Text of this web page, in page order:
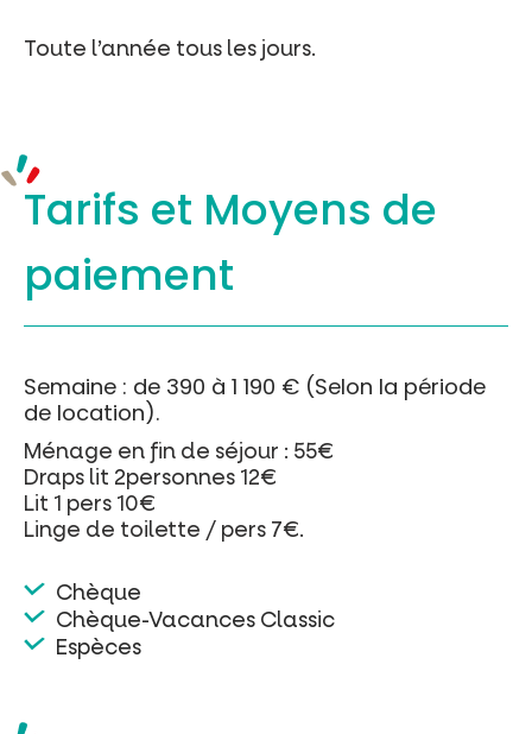
Toute l’année tous les jours.
Tarifs et Moyens de
paiement
Semaine : de 390 à 1 190 € (Selon la période
de location).
Ménage en fin de séjour : 55€
Draps lit 2personnes 12€
Lit 1 pers 10€
Linge de toilette / pers 7€.
Chèque
Chèque-Vacances Classic
Espèces